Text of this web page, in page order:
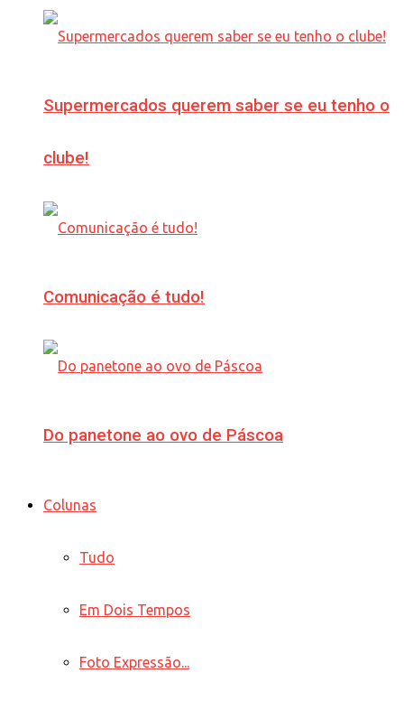
Supermercados querem saber se eu tenho o
clube!
Comunicação é tudo!
Do panetone ao ovo de Páscoa
Colunas
Tudo
Em Dois Tempos
Foto Expressão...